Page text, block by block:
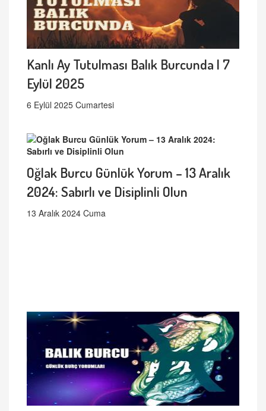
Kanlı Ay Tutulması Balık Burcunda | 7
Eylül 2025
6 Eylül 2025 Cumartesi
Oğlak Burcu Günlük Yorum – 13 Aralık
2024: Sabırlı ve Disiplinli Olun
13 Aralık 2024 Cuma